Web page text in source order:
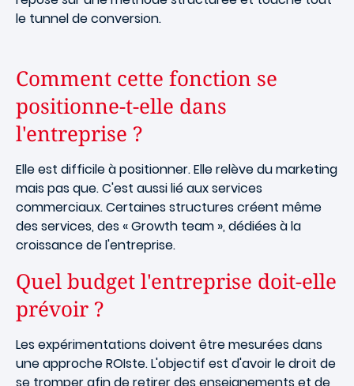
le tunnel de conversion.
Comment cette fonction se
positionne-t-elle dans
l'entreprise ?
Elle est difficile à positionner. Elle relève du marketing
mais pas que. C'est aussi lié aux services
commerciaux. Certaines structures créent même
des services, des « Growth team », dédiées à la
croissance de l'entreprise.
Quel budget l'entreprise doit-elle
prévoir ?
Les expérimentations doivent être mesurées dans
une approche ROIste. L'objectif est d'avoir le droit de